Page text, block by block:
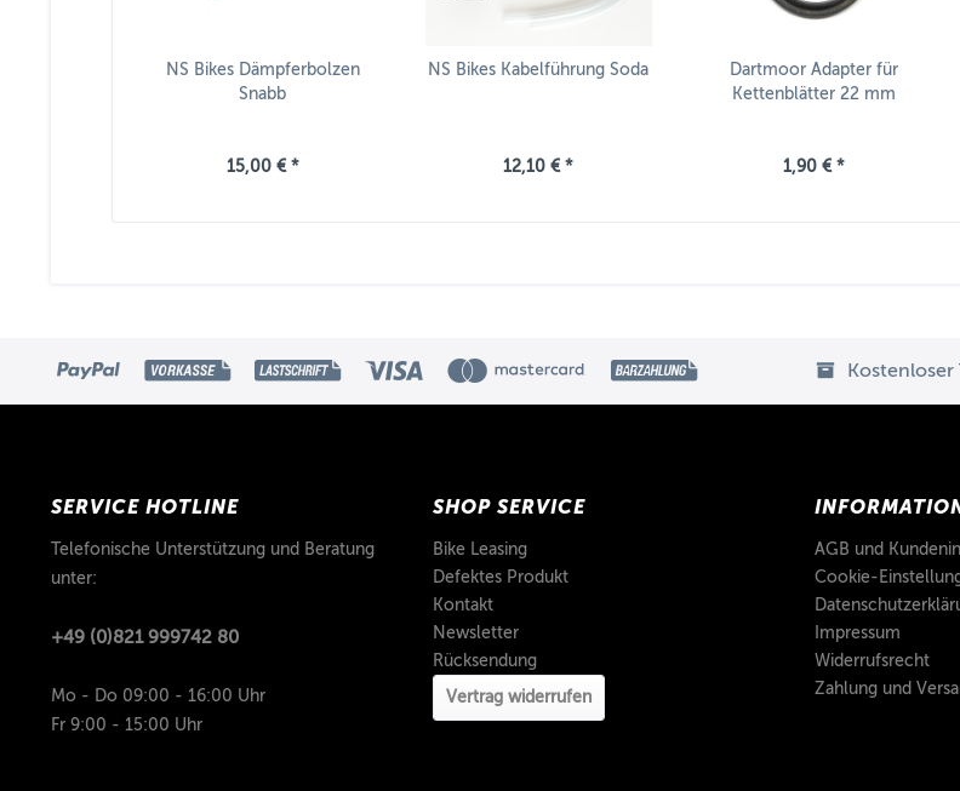
NS Bikes Dämpferbolzen
Snabb
15,00 € *
NS Bikes Kabelführung Soda
12,10 € *
Dartmoor Adapter für
Kettenblätter 22 mm
1,90 € *
Kostenloser
SERVICE HOTLINE
Telefonische Unterstützung und Beratung
unter:
+49 (0)821 999742 80
Mo - Do 09:00 - 16:00 Uhr
Fr 9:00 - 15:00 Uhr
SHOP SERVICE
Bike Leasing
Defektes Produkt
Kontakt
Newsletter
Rücksendung
Vertrag widerrufen
AGB und
Cookie-
Impressum
Widerrufsrecht
Zahlung und